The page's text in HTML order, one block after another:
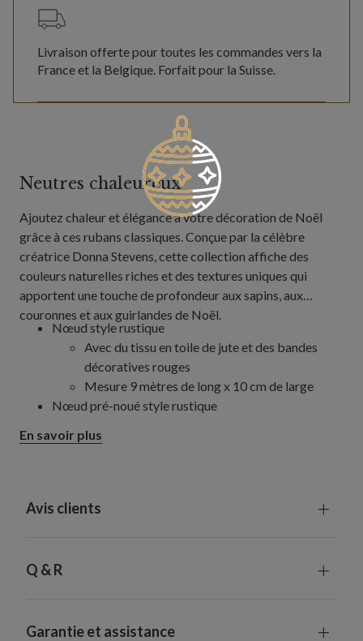
Livraison offerte pour toutes les commandes vers la
France et la Belgique. Forfait pour la Suisse.
Neutres chaleureux
Ajoutez chaleur et élégance à votre décoration de Noël
grâce à ces rubans classiques. Conçue par la célèbre
créatrice Donna Stevens, cette collection affiche des
couleurs naturelles riches et des textures uniques qui
apportent une touche de profondeur aux sapins, aux
couronnes et aux guirlandes de Noël.
Nœud style rustique
Avec du tissu en toile de jute et des bandes
décoratives rouges
Mesure 9 mètres de long x 10 cm de large
Nœud pré-noué style rustique
Utilisation en intérieur exclusivement
En savoir plus
Avis clients
Q & R
Garantie et assistance